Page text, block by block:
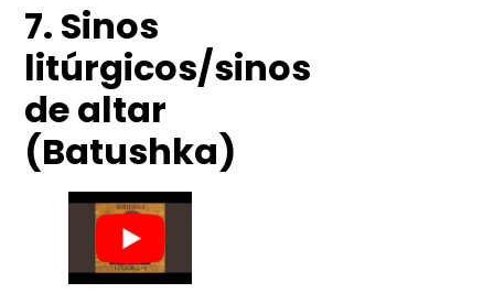
7. Sinos
litúrgicos/sinos
de altar
(Batushka)